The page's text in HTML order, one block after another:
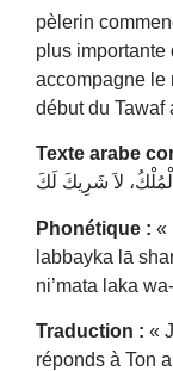
pèlerin
plus importante
accompagne le
début du Tawaf
Texte arabe
لاَ شَرِيكَ لَكَ
Phonétique : «
labbayka lā
ni’mata laka
Traduction : «
réponds à Ton